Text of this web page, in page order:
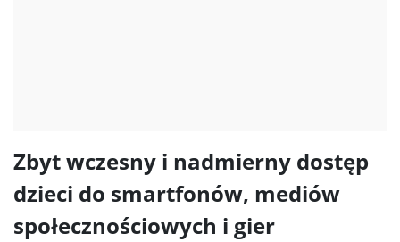
Zbyt wczesny i nadmierny dostęp
dzieci do smartfonów, mediów
społecznościowych i gier